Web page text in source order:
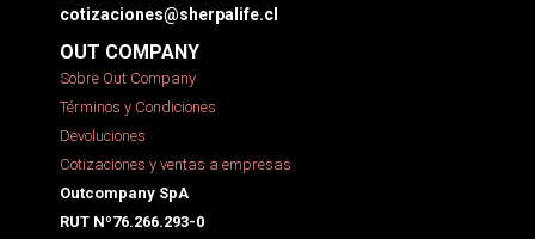
cotizaciones@sherpalife.cl
OUT COMPANY
Sobre Out Company
Términos y Condiciones
Devoluciones
Cotizaciones y ventas a empresas
Outcompany SpA
RUT Nº76.266.293-0